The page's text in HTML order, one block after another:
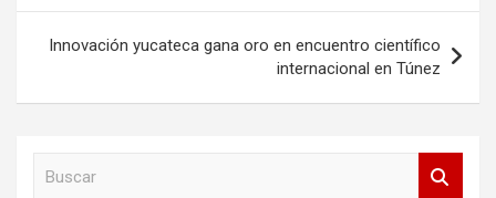
Innovación yucateca gana oro en encuentro científico
internacional en Túnez